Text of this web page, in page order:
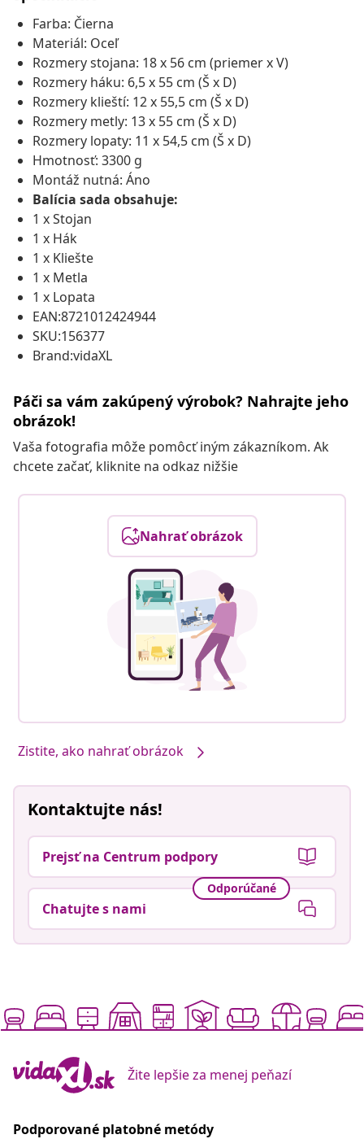
Farba: Čierna
Materiál: Oceľ
Rozmery stojana: 18 x 56 cm (priemer x V)
Rozmery háku: 6,5 x 55 cm (Š x D)
Rozmery klieští: 12 x 55,5 cm (Š x D)
Rozmery metly: 13 x 55 cm (Š x D)
Rozmery lopaty: 11 x 54,5 cm (Š x D)
Hmotnosť: 3300 g
Montáž nutná: Áno
Balícia sada obsahuje:
1 x Stojan
1 x Hák
1 x Kliešte
1 x Metla
1 x Lopata
EAN:8721012424944
SKU:156377
Brand:vidaXL
Páči sa vám zakúpený výrobok? Nahrajte jeho
obrázok!
Vaša fotografia môže pomôcť iným zákazníkom. Ak
chcete začať, kliknite na odkaz nižšie
Nahrať obrázok
Zistite, ako nahrať obrázok
Kontaktujte nás!
Prejsť na Centrum podpory
Odporúčané
Chatujte s nami
Žite lepšie za menej peňazí
Podporované platobné metódy